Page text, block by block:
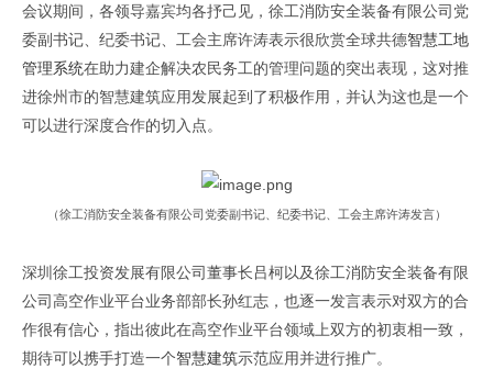
会议期间，各领导嘉宾均各抒己见， 徐工消防安全装备有限公司党
委副书记、纪委书记、工会主席许涛表示很欣赏全球共德智慧工地
管理系统在助力建企解决农民务工的管理问题的突出表现，这对推
进徐州市的智慧建筑应用发展起到了积极作用，并认为这也是一个
可以进行深度合作的切入点。
（徐工消防安全装备有限公司党委副书记、纪委书记、工会主席许涛发言）
深圳徐工投资发展有限公司董事长吕柯以及徐工消防安全装备有限
公司高空作业平台业务部部长孙红志，也逐一发言表示对双方的合
作很有信心，指出彼此在高空作业平台领域上双方的初衷相一致，
期待可以携手打造一个智慧建筑示范应用并进行推广。